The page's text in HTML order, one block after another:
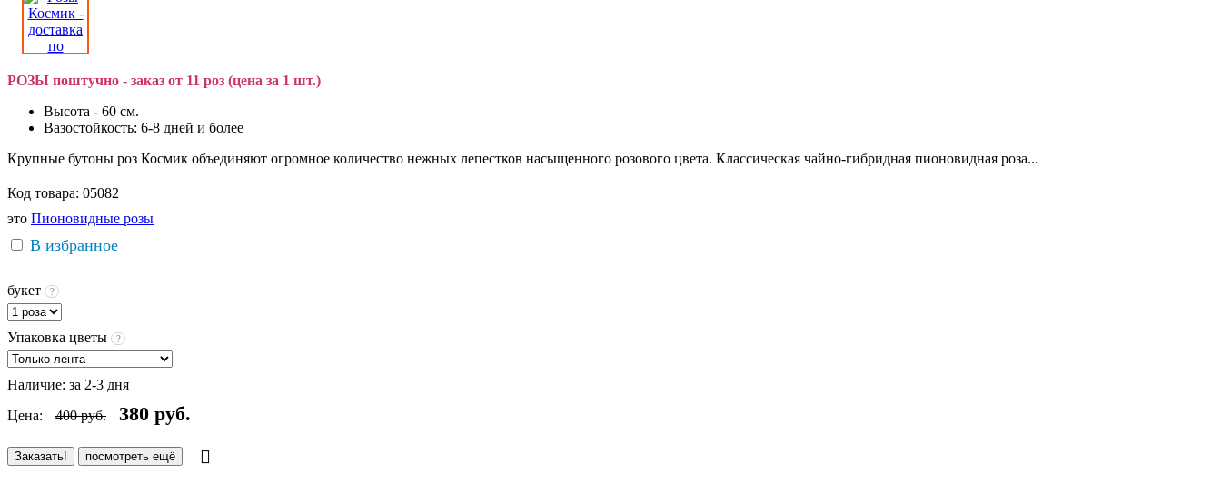
РОЗЫ поштучно - заказ от 11 роз (цена за 1 шт.)
Высота - 60 см.
Вазостойкость: 6-8 дней и более
Крупные бутоны роз Космик объединяют огромное количество нежных лепестков насыщенного розового цвета. Классическая чайно-гибридная пионовидная роза...
Код товара: 05082
это Пионовидные розы
В избранное
букет ?
Упаковка цветы ?
Наличие: за 2-3 дня
Цена:
400руб. 380 руб.
Заказать! посмотреть ещё